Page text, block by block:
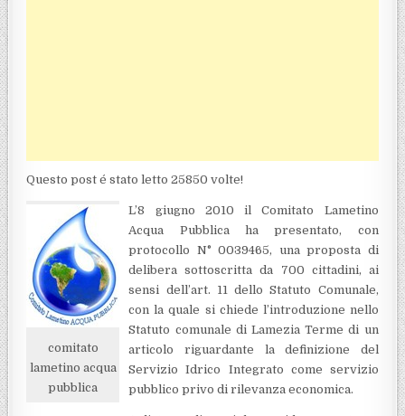
Questo post é stato letto 25850 volte!
comitato
lametino acqua
pubblica
L’8 giugno 2010 il Comitato Lametino
Acqua Pubblica ha presentato, con
protocollo N° 0039465, una proposta di
delibera sottoscritta da 700 cittadini, ai
sensi dell’art. 11 dello Statuto Comunale,
con la quale si chiede l’introduzione nello
Statuto comunale di Lamezia Terme di un
articolo riguardante la definizione del
Servizio Idrico Integrato come servizio
pubblico privo di rilevanza economica.